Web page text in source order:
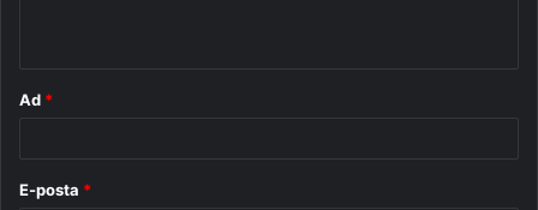
Ad *
E-posta *